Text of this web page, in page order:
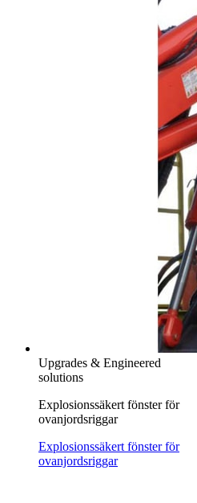
Upgrades & Engineered
solutions
Explosionssäkert fönster för
ovanjordsriggar
Explosionssäkert fönster för
ovanjordsriggar